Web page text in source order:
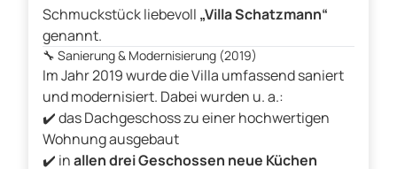
Schmuckstück liebevoll „Villa Schatzmann“
genannt.
🔧 Sanierung & Modernisierung (2019)
Im Jahr 2019 wurde die Villa umfassend saniert
und modernisiert. Dabei wurden u. a.:
✔️ das Dachgeschoss zu einer hochwertigen
Wohnung ausgebaut
✔️ inallen drei Geschossen neue Küchen